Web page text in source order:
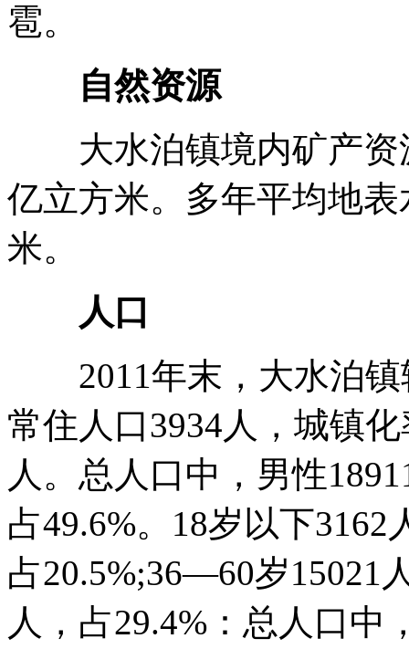
雹。
自然资源
大水泊镇境内矿产资
亿立方米。多年平均地
米。
人口
2011年末，大水泊镇
常住人口3934人，城镇
人。总人口中，男性
占49.6%。18岁以下
占20.5%;36—60岁15021
人，占29.4%：总人口中